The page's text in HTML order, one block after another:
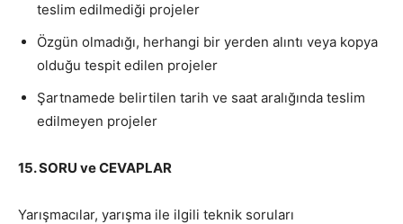
teslim edilmediği projeler
Özgün olmadığı, herhangi bir yerden alıntı veya kopya
olduğu tespit edilen projeler
Şartnamede belirtilen tarih ve saat aralığında teslim
edilmeyen projeler
15. SORU ve CEVAPLAR
Yarışmacılar, yarışma ile ilgili teknik soruları